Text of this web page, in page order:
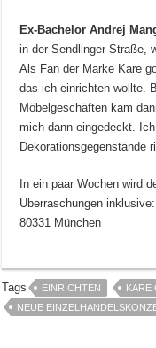
Ex-Bachelor Andrej
in der Sendlinger Straße,
Als Fan der Marke Kare
das ich einrichten wollte.
Möbelgeschäften kam
mich dann eingedeckt.
Dekorationsgegenstände
In ein paar Wochen wird
Überraschungen
80331 München
Tags EINRICHTEN KARE
NEUE